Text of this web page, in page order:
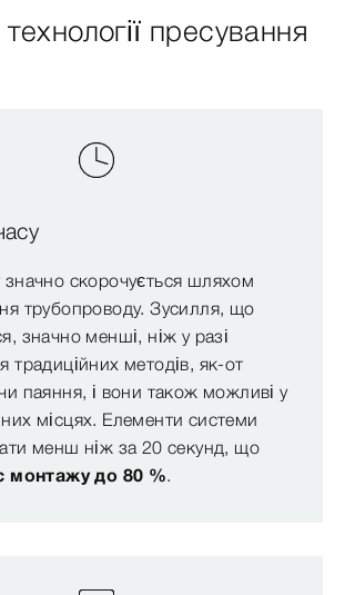
пресування
скорочується шляхом
трубопроводу. Зусилля, що
значно менші, ніж у разі
традиційних методів, як-от
паяння, і вони також можливі у
місцях. Елементи системи
менш ніж за 20 секунд, що
монтажу до 80 %.